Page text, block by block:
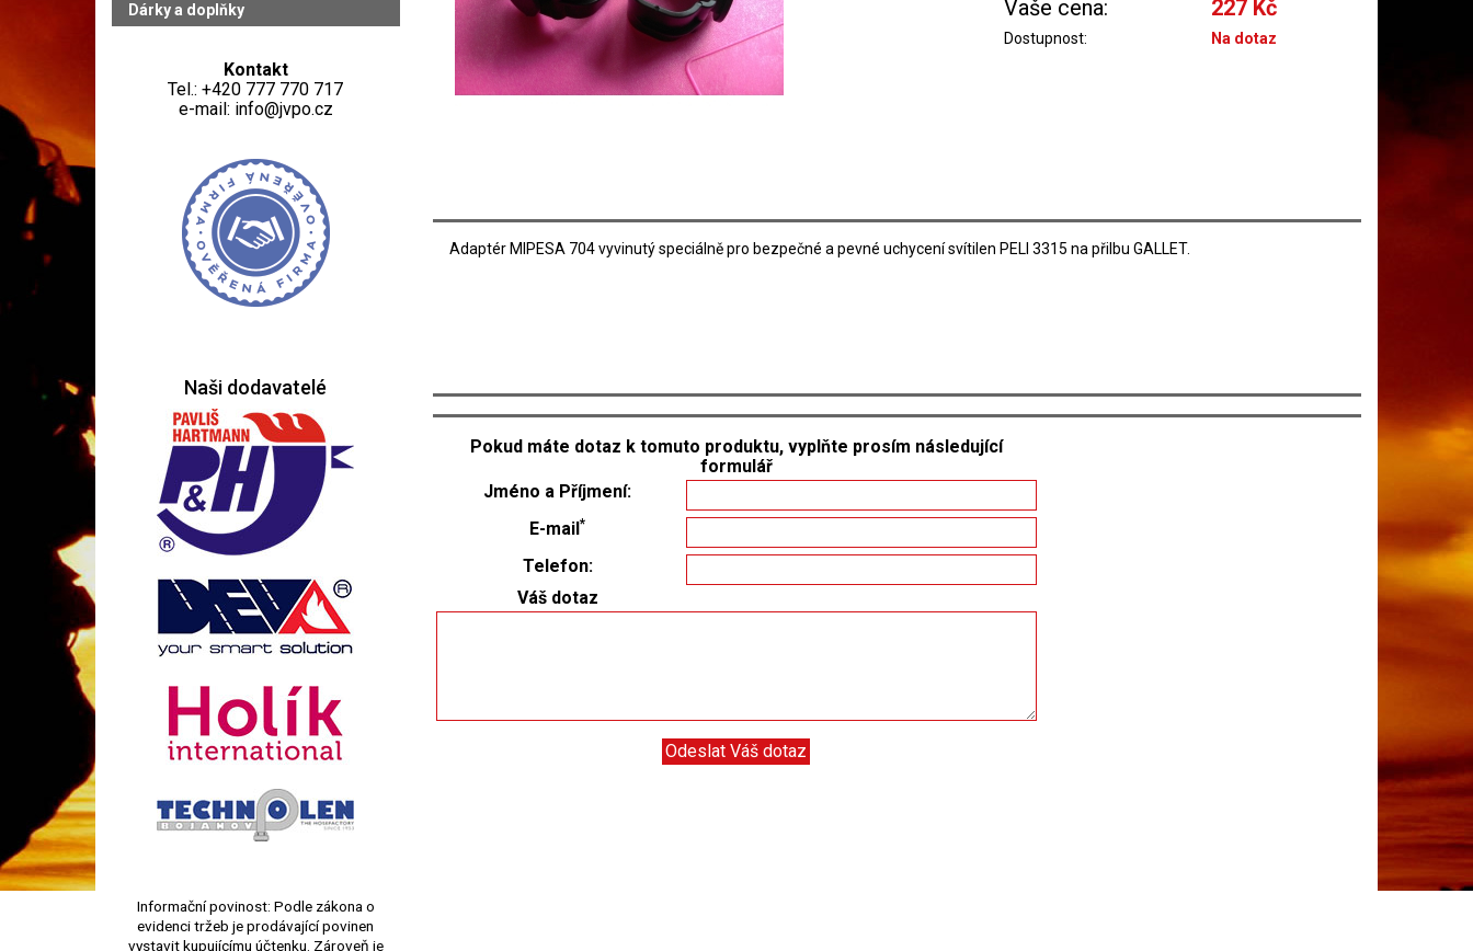
Dárky a doplňky
Kontakt
Tel.: +420 777 770 717
e-mail: info@jvpo.cz
Naši dodavatelé
Informační povinost: Podle zákona o
evidenci tržeb je prodávající povinen
vystavit kupujícímu účtenku. Zároveň je
Vaše cena: 227 Kč
Dostupnost: Na dotaz
Adaptér MIPESA 704 vyvinutý speciálně pro bezpečné a pevné uchycení svítilen PELI 3315 na přilbu GALLET.
Pokud máte dotaz k tomuto produktu, vyplňte prosím následující
formulář
Jméno a Příjmení:
E-mail *
Telefon:
Váš dotaz